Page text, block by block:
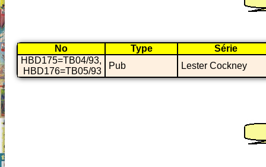
No Type
Série
HBD175=TB04/93,
HBD176=TB05/93
Pub Lester Cockney